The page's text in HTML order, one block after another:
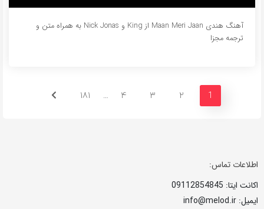
آهنگ هندی Maan Meri Jaan از King و Nick Jonas به همراه متن و
ترجمه مجزا
1
2
3
4
…
181
اطلاعات تماس:
اکانت ایتا: 09112854845
ایمیل: info@melod.ir